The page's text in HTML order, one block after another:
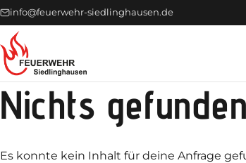
info@feuerwehr-siedlinghausen.de
Nichts gefunden
Es konnte kein Inhalt für deine Anfrage